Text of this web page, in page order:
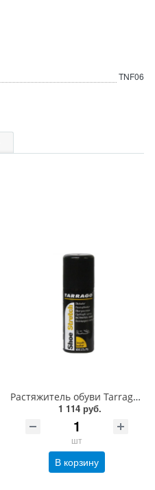
TNF06
Растяжитель обуви Tarrago SHOE STRETCH, 100 мл
1 114 руб.
шт
В корзину